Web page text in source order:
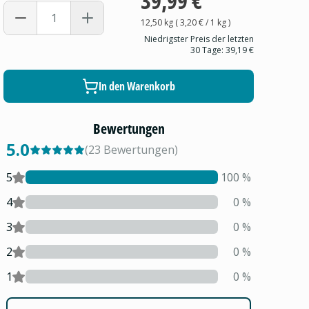
12,50 kg(3,20 €/ 1 kg)
Niedrigster Preis der letzten
30 Tage: 39,19 €
In den Warenkorb
Bewertungen
5.0 (23 Bewertungen)
5
100 %
4
0 %
3
0 %
2
0 %
1
0 %